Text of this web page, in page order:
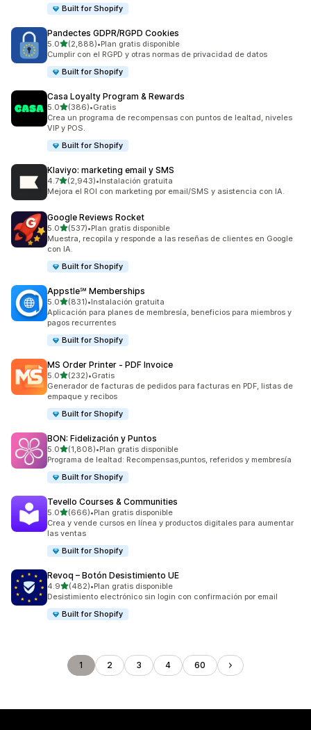
Built for Shopify
Pandectes GDPR/RGPD Cookies
5.0de 5 estrellas
(2,888)
2888 reseñas en total
•Plan gratis disponible
Cumplir con el RGPD y otras normas de privacidad de datos
Built for Shopify
Casa Loyalty Program & Rewards
5.0de 5 estrellas
(386)
386 reseñas en total
•Gratis
Crea un programa de recompensas con puntos de lealtad, niveles
VIP y POS.
Built for Shopify
Klaviyo: marketing email y SMS
4.7de 5 estrellas
(2,943)
2943 reseñas en total
•Instalación gratuita
Mejora el ROI con marketing por email/SMS y asistencia con IA.
Google Reviews Rocket
5.0de 5 estrellas
(537)
537 reseñas en total
•Plan gratis disponible
Muestra, recopila y responde a las reseñas de clientes en Google
con IA.
Built for Shopify
Appstle℠ Memberships
5.0de 5 estrellas
(831)
831 reseñas en total
•Instalación gratuita
Aplicación para planes de membresía, beneficios para miembros y
pagos recurrentes
Built for Shopify
MS Order Printer ‑ PDF Invoice
5.0de 5 estrellas
(232)
232 reseñas en total
•Gratis
Generador de facturas de pedidos para facturas en PDF, listas de
empaque y recibos
Built for Shopify
BON: Fidelización y Puntos
5.0de 5 estrellas
(1,808)
1808 reseñas en total
•Plan gratis disponible
Programa de lealtad: Recompensas,puntos, referidos y membresía
Built for Shopify
Tevello Courses & Communities
5.0de 5 estrellas
(666)
666 reseñas en total
•Plan gratis disponible
Crea y vende cursos en línea y productos digitales para aumentar
las ventas
Built for Shopify
Revoq – Botón Desistimiento UE
4.9de 5 estrellas
(482)
482 reseñas en total
•Plan gratis disponible
Desistimiento electrónico sin login con confirmación por email
Built for Shopify
1 2 3 4 60